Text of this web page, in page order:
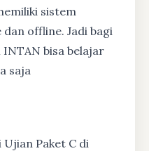
sistem
offline. Jadi bagi
bisa belajar
saja
Ujian Paket C di